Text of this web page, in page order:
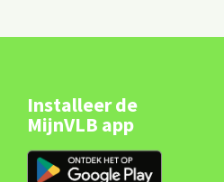
Installeer de
MijnVLB app